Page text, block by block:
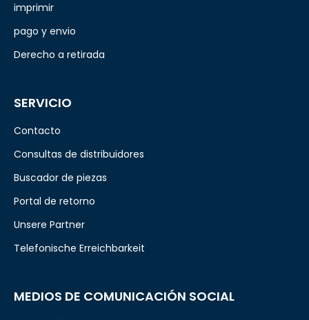
imprimir
pago y envio
Derecho a retirada
SERVICIO
Contacto
Consultas de distribuidores
Buscador de piezas
Portal de retorno
Unsere Partner
Telefonische Erreichbarkeit
MEDIOS DE COMUNICACIÓN SOCIAL